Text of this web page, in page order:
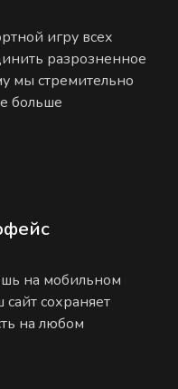
игру всех
разрозненное
мы стремительно
больше
на мобильном
сохраняет
на любом